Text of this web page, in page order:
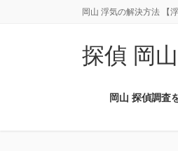
岡山 浮気の解決方法 【
探偵 岡
岡山 探偵調査